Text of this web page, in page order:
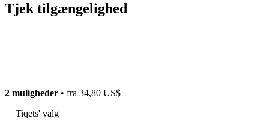
Tjek tilgængelighed
2 muligheder • fra 34,80 US$
Tiqets' valg